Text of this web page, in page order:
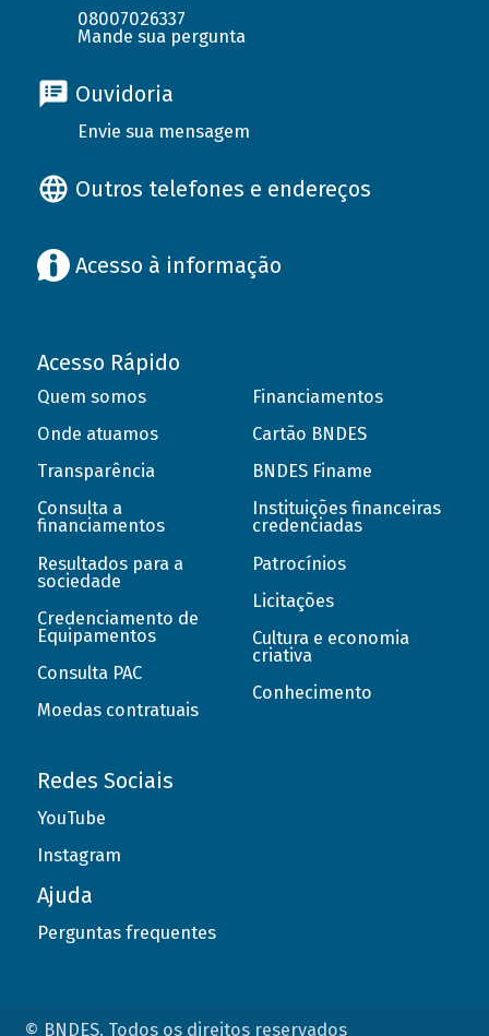
08007026337
Mande sua pergunta
Ouvidoria
Envie sua mensagem
Outros telefones e endereços
Acesso à informação
Acesso Rápido
Quem somos
Onde atuamos
Transparência
Consulta a
financiamentos
Resultados para a
sociedade
Credenciamento de
Equipamentos
Consulta PAC
Moedas contratuais
Financiamentos
Cartão BNDES
BNDES Finame
Instituições financeiras
credenciadas
Patrocínios
Licitações
Cultura e economia
criativa
Conhecimento
Redes Sociais
YouTube
Instagram
Ajuda
Perguntas frequentes
© BNDES. Todos os direitos reservados